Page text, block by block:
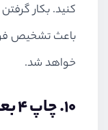
کنید. بکار
باعث تشخیص
خواهد شد.
10. چاپ 4 بعدی